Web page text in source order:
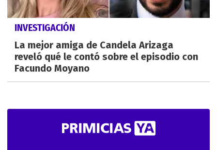
INVESTIGACIÓN
La mejor amiga de Candela Arizaga
reveló qué le contó sobre el episodio con
Facundo Moyano